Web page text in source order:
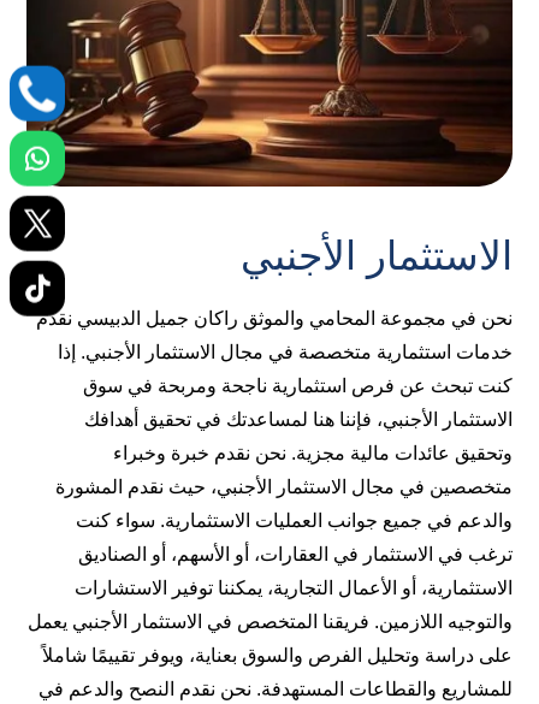
الاستثمار الأجنبي
نحن في مجموعة المحامي والموثق راكان جميل الدبيسي نقدم
خدمات استثمارية متخصصة في مجال الاستثمار الأجنبي. إذا
كنت تبحث عن فرص استثمارية ناجحة ومربحة في سوق
الاستثمار الأجنبي، فإننا هنا لمساعدتك في تحقيق أهدافك
وتحقيق عائدات مالية مجزية. نحن نقدم خبرة وخبراء
متخصصين في مجال الاستثمار الأجنبي، حيث نقدم المشورة
والدعم في جميع جوانب العمليات الاستثمارية. سواء كنت
ترغب في الاستثمار في العقارات، أو الأسهم، أو الصناديق
الاستثمارية، أو الأعمال التجارية، يمكننا توفير الاستشارات
والتوجيه اللازمين. فريقنا المتخصص في الاستثمار الأجنبي يعمل
على دراسة وتحليل الفرص والسوق بعناية، ويوفر تقييمًا شاملاً
للمشاريع والقطاعات المستهدفة. نحن نقدم النصح والدعم في